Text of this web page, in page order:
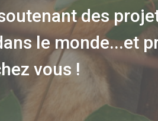
des
le monde...et
vous !